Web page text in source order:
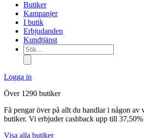
Butiker
Kampanjer
I butik
Erbjudanden
Kundtjänst
Sök...
Logga in
Över 1290 butiker
Få pengar över på allt du handlar i någon av
butiker. Vi erbjuder cashback upp till 37,50%
Visa alla butiker